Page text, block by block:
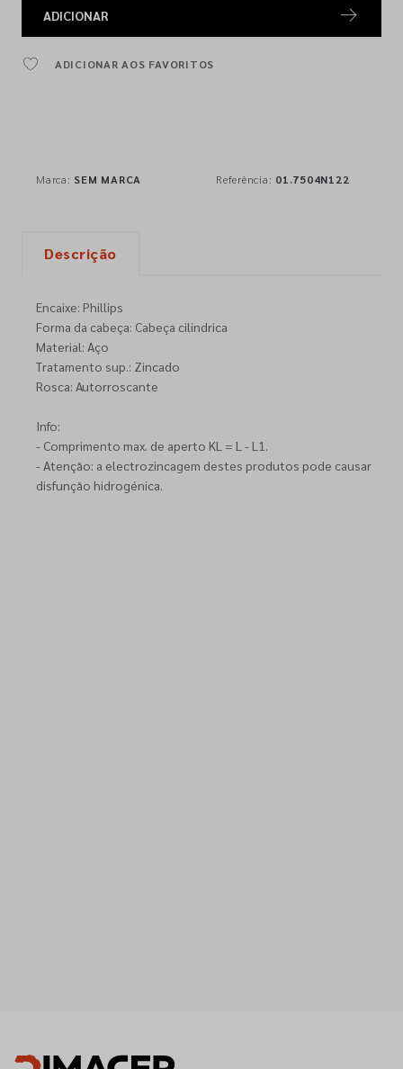
ADICIONAR
ADICIONAR AOS FAVORITOS
Marca: SEM MARCA Referência: 01.7504N122
Descrição
Encaixe: Phillips
Forma da cabeça: Cabeça cilindrica
Material: Aço
Tratamento sup.: Zincado
Rosca: Autorroscante
Info:
- Comprimento max. de aperto KL = L - L1.
- Atenção: a electrozincagem destes produtos pode causar
disfunção hidrogénica.